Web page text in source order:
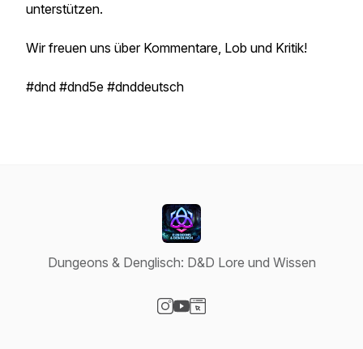
unterstützen.
Wir freuen uns über Kommentare, Lob und Kritik!
#dnd #dnd5e #dnddeutsch
Dungeons & Denglisch: D&D Lore und Wissen